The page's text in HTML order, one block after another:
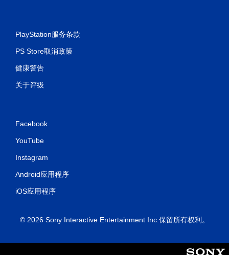
PlayStation服务条款
PS Store取消政策
健康警告
关于评级
Facebook
YouTube
Instagram
Android应用程序
iOS应用程序
© 2026 Sony Interactive Entertainment Inc.保留所有权利。